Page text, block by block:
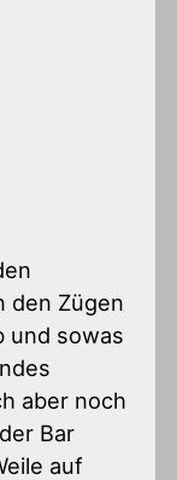
den Zügen
und sowas
aber noch
Bar
auf